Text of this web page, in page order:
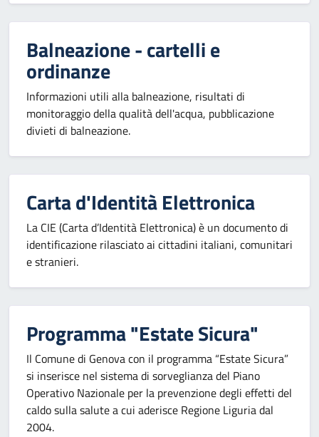
Balneazione - cartelli e
ordinanze
Informazioni utili alla balneazione, risultati di
monitoraggio della qualità dell'acqua, pubblicazione
divieti di balneazione.
Carta d'Identità Elettronica
La CIE (Carta d’Identità Elettronica) è un documento di
identificazione rilasciato ai cittadini italiani, comunitari
e stranieri.
Programma "Estate Sicura"
Il Comune di Genova con il programma “Estate Sicura”
si inserisce nel sistema di sorveglianza del Piano
Operativo Nazionale per la prevenzione degli effetti del
caldo sulla salute a cui aderisce Regione Liguria dal
2004.